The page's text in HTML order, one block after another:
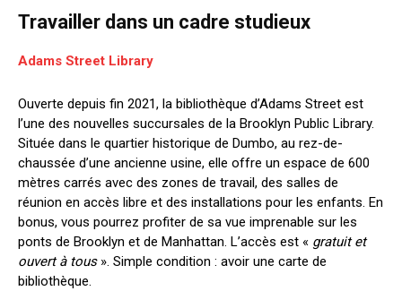
Travailler dans un cadre studieux
Adams Street Library
Ouverte depuis fin 2021, la bibliothèque d’Adams Street est
l’une des nouvelles succursales de la Brooklyn Public Library.
Située dans le quartier historique de Dumbo, au rez-de-
chaussée d’une ancienne usine, elle offre un espace de 600
mètres carrés avec des zones de travail, des salles de
réunion en accès libre et des installations pour les enfants. En
bonus, vous pourrez profiter de sa vue imprenable sur les
ponts de Brooklyn et de Manhattan. L’accès est « gratuit et
ouvert à tous ». Simple condition : avoir une carte de
bibliothèque.